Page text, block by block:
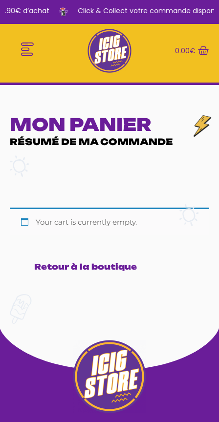
d’achat Click & Collect votre commande
0.00€
MON PANIER
RÉSUMÉ DE MA COMMANDE
Your cart is currently empty.
Retour à la boutique